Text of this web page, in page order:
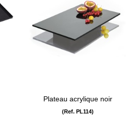
Plateau acrylique noir
(Ref. PL114)